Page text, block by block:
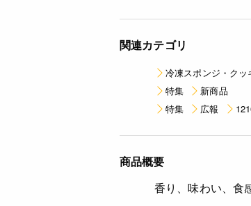
関連カテゴリ
冷凍スポンジ・クッ
特集
新商品
特集
広報
商品概要
香り、味わい、食